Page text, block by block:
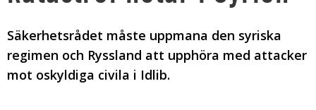
Säkerhetsrådet måste uppmana den syriska
regimen och Ryssland att upphöra med attacker
mot oskyldiga civila i Idlib.